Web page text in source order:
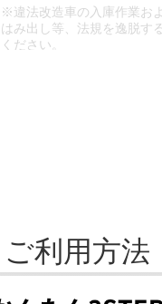
※違法改造車の入庫作業お
はみ出し等、法規を逸脱す
ください。
ご利用方法